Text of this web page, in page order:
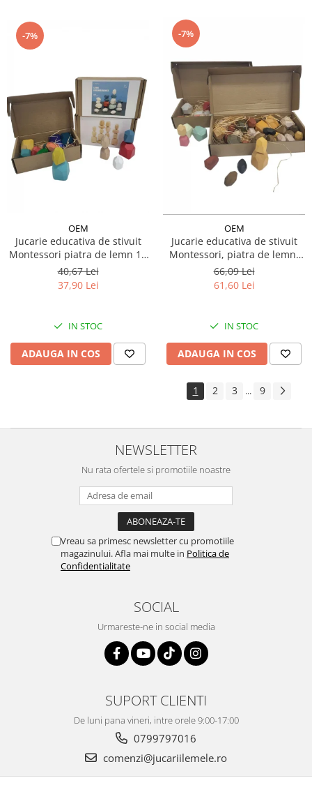
-7%
OEM
Jucarie educativa de stivuit
Montessori piatra de lemn 16
piese
40,67 Lei
37,90 Lei
IN STOC
ADAUGA IN COS
-7%
OEM
Jucarie educativa de stivuit
Montessori, piatra de lemn,
36 piese
66,09 Lei
61,60 Lei
IN STOC
ADAUGA IN COS
1 2 3 ... 9
NEWSLETTER
Nu rata ofertele si promotiile noastre
Vreau sa primesc newsletter cu promotiile
magazinului. Afla mai multe in Politica de
Confidentialitate
SOCIAL
Urmareste-ne in social media
SUPORT CLIENTI
De luni pana vineri, intre orele 9:00-17:00
0799797016
comenzi@jucariilemele.ro